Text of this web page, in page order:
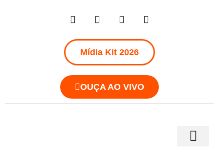
Mídia Kit 2026
OUÇA AO VIVO